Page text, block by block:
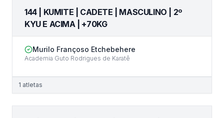
144 | KUMITE | CADETE | MASCULINO | 2º
KYU E ACIMA | +70KG
Murilo Françoso Etchebehere
Academia Guto Rodrigues de Karatê
1 atletas